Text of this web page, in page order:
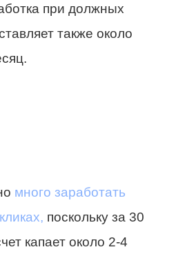
при должных
также около
много заработать
поскольку за 30
капает около 2-4